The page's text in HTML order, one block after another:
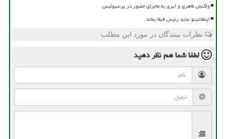
واکنش طاهری و ایری به ماجرای حضور در پرسپولیس
اینفانتینو نباید رئیس فیفا بماند
نظرات بینندگان در مورد این مطلب
لطفا شما همنظر دهید